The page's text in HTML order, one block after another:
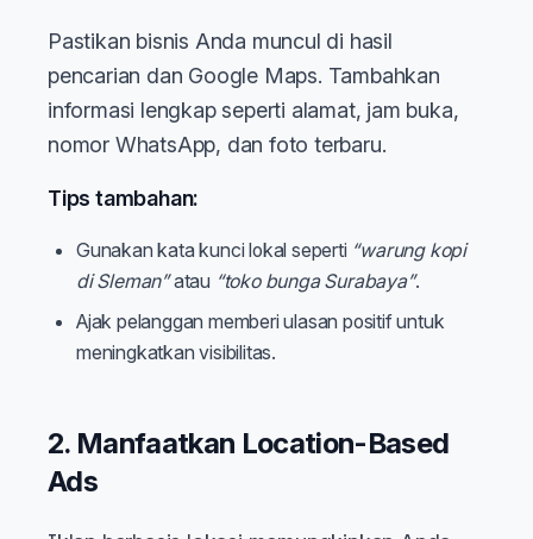
Pastikan bisnis Anda muncul di hasil
pencarian dan Google Maps. Tambahkan
informasi lengkap seperti alamat, jam buka,
nomor WhatsApp, dan foto terbaru.
Tips tambahan:
Gunakan kata kunci lokal seperti “warung kopi
di Sleman”atau “toko bunga Surabaya”.
Ajak pelanggan memberi ulasan positif untuk
meningkatkan visibilitas.
2. Manfaatkan Location-Based
Ads